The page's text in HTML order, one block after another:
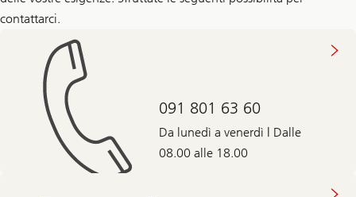
contattarci.
091 801 63 60
Da lunedì a venerdì | Dalle
08.00 alle 18.00